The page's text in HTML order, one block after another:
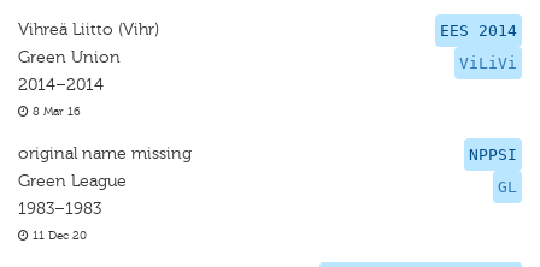
EES 2014
ViLiVi
Vihreä Liitto (Vihr)
Green Union
2014–2014
8 Mar 16
NPPSI
GL
original name missing
Green League
1983–1983
11 Dec 20